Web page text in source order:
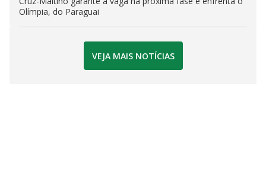
Olímpia, do Paraguai
VEJA MAIS NOTÍCIAS